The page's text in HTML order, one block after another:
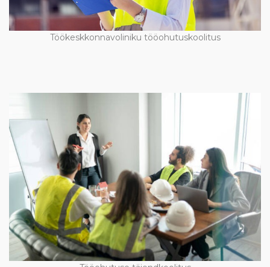
Töökeskkonnavoliniku tööohutuskoolitus